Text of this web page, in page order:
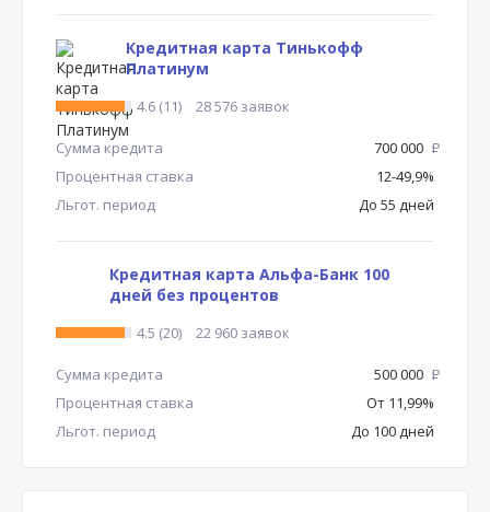
Кредитная карта Тинькофф
Платинум
4.6 (11) 28 576 заявок
Сумма кредита 700 000 Р
Процентная ставка
12-49,9%
Льгот. период
До 55 дней
Кредитная карта Альфа-Банк 100
дней без процентов
4.5 (20) 22 960 заявок
Сумма кредита 500 000 Р
Процентная ставка
От 11,99%
Льгот. период
До 100 дней